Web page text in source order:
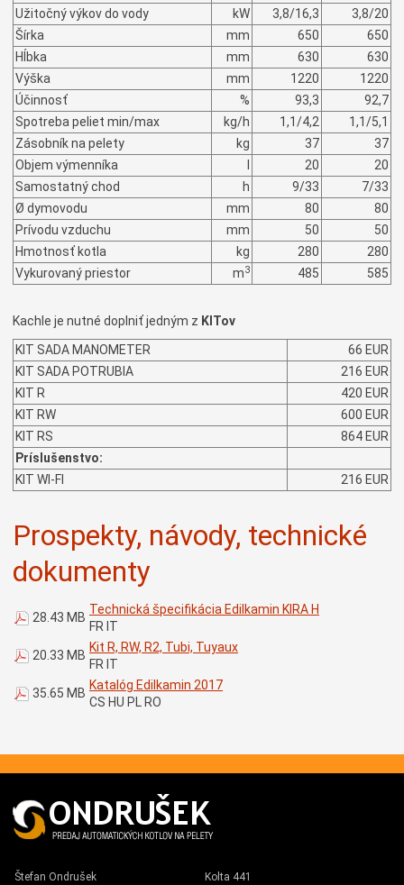
Užitočný výkov do vody
kW 3,8/16,3
3,8/20
Šírka
mm 650
650
Hĺbka
mm 630
630
Výška
mm 1220
1220
Účinnosť
% 93,3
92,7
Spotreba peliet min/max
kg/h 1,1/4,2
1,1/5,1
Zásobník na pelety
kg 37
37
Objem výmenníka
20
20
Samostatný chod
h 9/33
7/33
Ø dymovodu
mm 80
80
Prívodu vzduchu
mm 50
50
Hmotnosť kotla
kg 280
280
Vykurovaný priestor
m3 485 585
Kachle je nutné doplniť jedným z KITov
KIT SADA MANOMETER
66 EUR
KIT SADA POTRUBIA
216 EUR
KIT R
420 EUR
KIT RW
600 EUR
KIT RS
864 EUR
Príslušenstvo:
KIT WI-FI
216 EUR
Prospekty, návody, technické
dokumenty
28.43 MB
Technická špecifikácia Edilkamin KIRA H
FR IT
20.33 MB
Kit R, RW, R2, Tubi, Tuyaux
FR IT
35.65 MB
Katalóg Edilkamin 2017
CS HU PL RO
Štefan Ondrušek Kolta 441